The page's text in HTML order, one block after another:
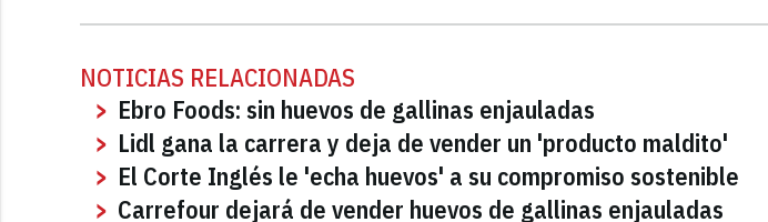
NOTICIAS RELACIONADAS
Ebro Foods: sin huevos de gallinas enjauladas
Lidl gana la carrera y deja de vender un 'producto maldito'
El Corte Inglés le 'echa huevos' a su compromiso sostenible
Carrefour dejará de vender huevos de gallinas enjauladas